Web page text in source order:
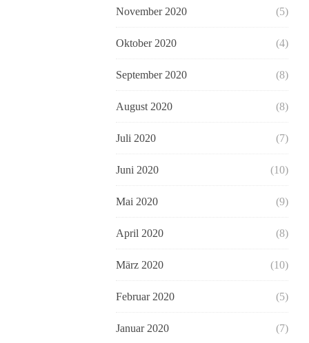
November 2020 (5)
Oktober 2020 (4)
September 2020 (8)
August 2020 (8)
Juli 2020 (7)
Juni 2020 (10)
Mai 2020 (9)
April 2020 (8)
März 2020 (10)
Februar 2020 (5)
Januar 2020 (7)